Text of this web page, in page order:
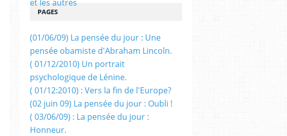
PAGES
(01/06/09) La pensée du jour : Une
pensée obamiste d'Abraham Lincoln.
( 01/12/2010) Un portrait
psychologique de Lénine.
( 01/12:2010) : Vers la fin de l'Europe?
(02 juin 09) La pensée du jour : Oubli !
( 03/06/09) : La pensée du jour :
Honneur.